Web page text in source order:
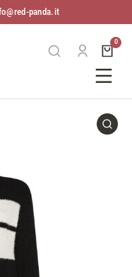
panda.it